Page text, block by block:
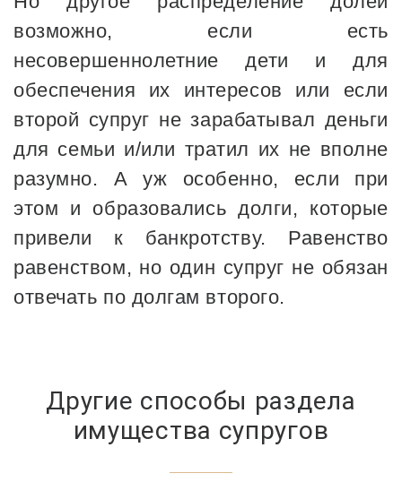
возможно, если есть
несовершеннолетние дети и для
обеспечения их интересов или если
второй супруг не зарабатывал деньги
для семьи и/или тратил их не вполне
разумно. А уж особенно, если при
этом и образовались долги, которые
привели к банкротству. Равенство
равенством, но один супруг не обязан
отвечать по долгам второго.
Другие способы раздела
имущества супругов